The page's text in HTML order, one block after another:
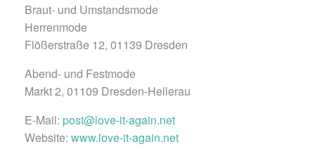
Braut- und Umstandsmode
Herrenmode
Flößerstraße 12, 01139 Dresden
Abend- und Festmode
Markt 2, 01109 Dresden-Hellerau
E-Mail: post@love-it-again.net
Website: www.love-it-again.net